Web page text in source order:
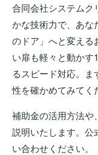
合同会社システムク
かな技術力で、あな
のドア」へと変える
い扉も軽々と動かす
るスピード対応。
性を確かめてみてく
補助金の活用方法や
説明いたします。公
い合わせください。